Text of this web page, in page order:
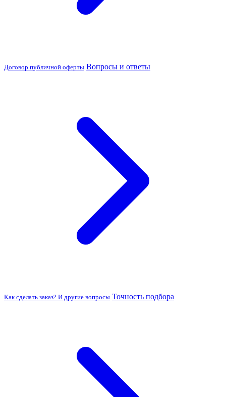
Договор публичной оферты Вопросы и ответы
Как сделать заказ? И другие вопросы Точность подбора